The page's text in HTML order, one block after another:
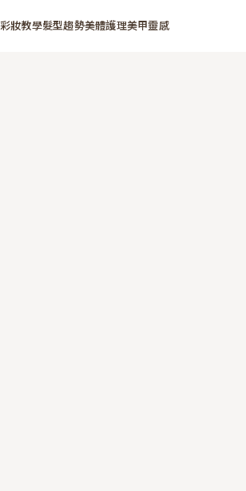
彩妝教學髮型趨勢美體護理美甲靈感